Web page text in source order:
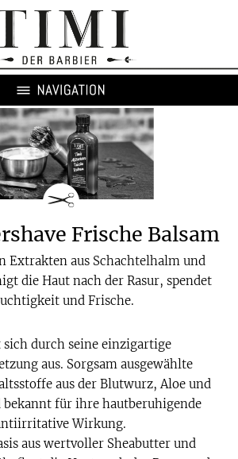
Frische Balsam
Extrakten aus Schachtelhalm und
die Haut nach der Rasur, spendet
und Frische.
sich durch seine einzigartige
aus. Sorgsam ausgewählte
aus der Blutwurz, Aloe und
bekannt für ihre hautberuhigende
Wirkung.
aus wertvoller Sheabutter und